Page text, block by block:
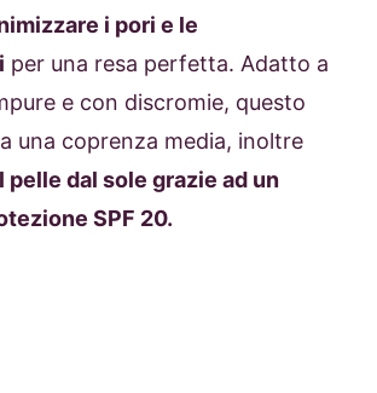
i pori e le
per una resa perfetta. Adatto a
e con discromie, questo
una coprenza media, inoltre
pelle dal sole grazie ad un
SPF 20.